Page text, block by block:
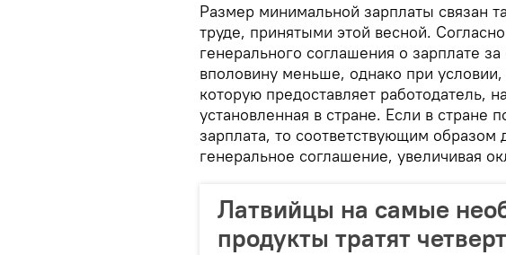
Размер минимальной зарплаты связан
труде, принятыми этой весной.
генерального соглашения о зарплате
вполовину меньше, однако при
которую предоставляет работодатель,
установленная в стране. Если в стране
зарплата, то соответствующим образом
генеральное соглашение, увеличивая
Латвийцы на самые
продукты тратят